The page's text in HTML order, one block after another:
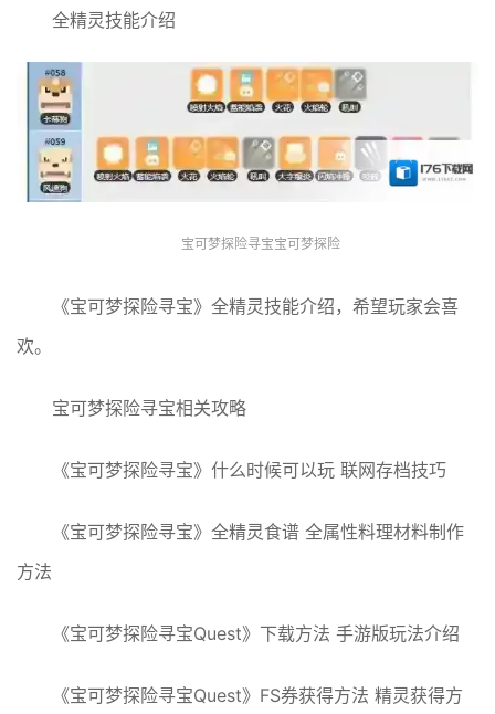
全精灵技能介绍
宝可梦探险寻宝宝可梦探险
《宝可梦探险寻宝》全精灵技能介绍，希望玩家会喜
欢。
宝可梦探险寻宝相关攻略
《宝可梦探险寻宝》什么时候可以玩 联网存档技巧
《宝可梦探险寻宝》全精灵食谱 全属性料理材料制作
方法
《宝可梦探险寻宝Quest》下载方法 手游版玩法介绍
《宝可梦探险寻宝Quest》FS券获得方法 精灵获得方